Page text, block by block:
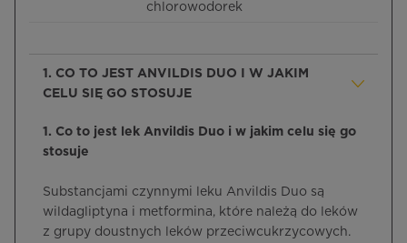
chlorowodorek
1. CO TO JEST ANVILDIS DUO I W JAKIM
CELU SIĘ GO STOSUJE
1. Co to jest lek Anvildis Duo i w jakim celu się go
stosuje
Substancjami czynnymi leku Anvildis Duo są
wildagliptyna i metformina, które należą do leków
z grupy doustnych leków przeciwcukrzycowych.